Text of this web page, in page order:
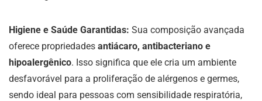
Higiene e Saúde Garantidas: Sua composição avançada
oferece propriedades antiácaro, antibacteriano e
hipoalergênico. Isso significa que ele cria um ambiente
desfavorável para a proliferação de alérgenos e germes,
sendo ideal para pessoas com sensibilidade respiratória,